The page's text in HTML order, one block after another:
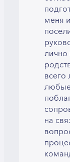
меня
лично
на